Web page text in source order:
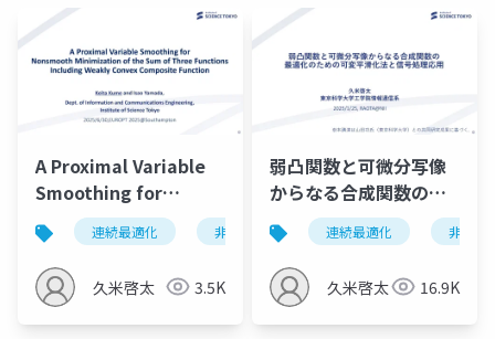
A Proximal Variable
Smoothing for
Nonsmooth
Minimization of the
Sum of Three
Functions Including
Weakly Convex
連続最適化 非凸最適化 平滑化法
久米啓太 3.5K
弱凸関数と可微分写像
からなる合成関数の最
適化のための可変平滑
化法と信号処理応用
連続最適化 非凸最
久米啓太 16.9K